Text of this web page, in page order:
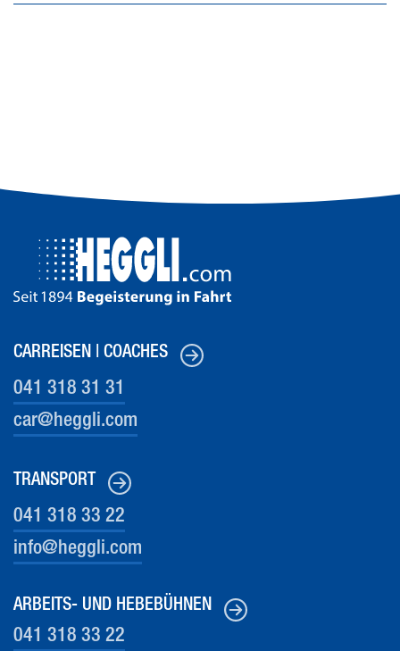
CARREISEN | COACHES
041 318 31 31
car@heggli.com
TRANSPORT
041 318 33 22
info@heggli.com
ARBEITS- UND HEBEBÜHNEN
041 318 33 22